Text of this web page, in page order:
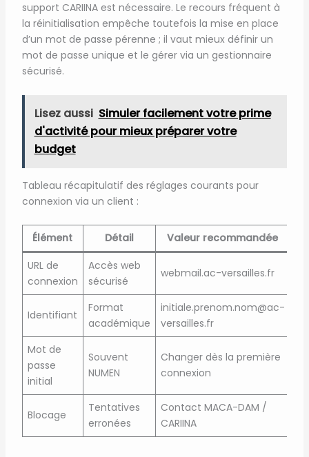
support CARIINA est nécessaire. Le recours fréquent à
la réinitialisation empêche toutefois la mise en place
d’un mot de passe pérenne ; il vaut mieux définir un
mot de passe unique et le gérer via un gestionnaire
sécurisé.
Lisez aussi Simuler facilement votre prime
d'activité pour mieux préparer votre
budget
Tableau récapitulatif des réglages courants pour
connexion via un client :
Élément Détail
Valeur recommandée
URL de
connexion
Accès web
sécurisé
webmail.ac-versailles.fr
Identifiant
Format
académique
initiale.prenom.nom@ac-
versailles.fr
Mot de
passe
initial
Souvent
NUMEN
Changer dès la première
connexion
Blocage
Tentatives
erronées
Contact MACA-DAM /
CARIINA